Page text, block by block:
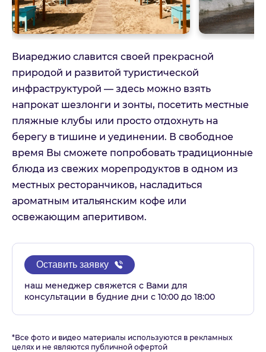
Виареджио славится своей прекрасной
природой и развитой туристической
инфраструктурой — здесь можно взять
напрокат шезлонги и зонты, посетить местные
пляжные клубы или просто отдохнуть на
берегу в тишине и уединении. В свободное
время Вы сможете попробовать традиционные
блюда из свежих морепродуктов в одном из
местных ресторанчиков, насладиться
ароматным итальянским кофе или
освежающим аперитивом.
Оставить заявку
наш менеджер свяжется с Вами для
консультации в будние дни с 10:00 до 18:00
*Все фото и видео материалы используются в рекламных
целях и не являются публичной офертой